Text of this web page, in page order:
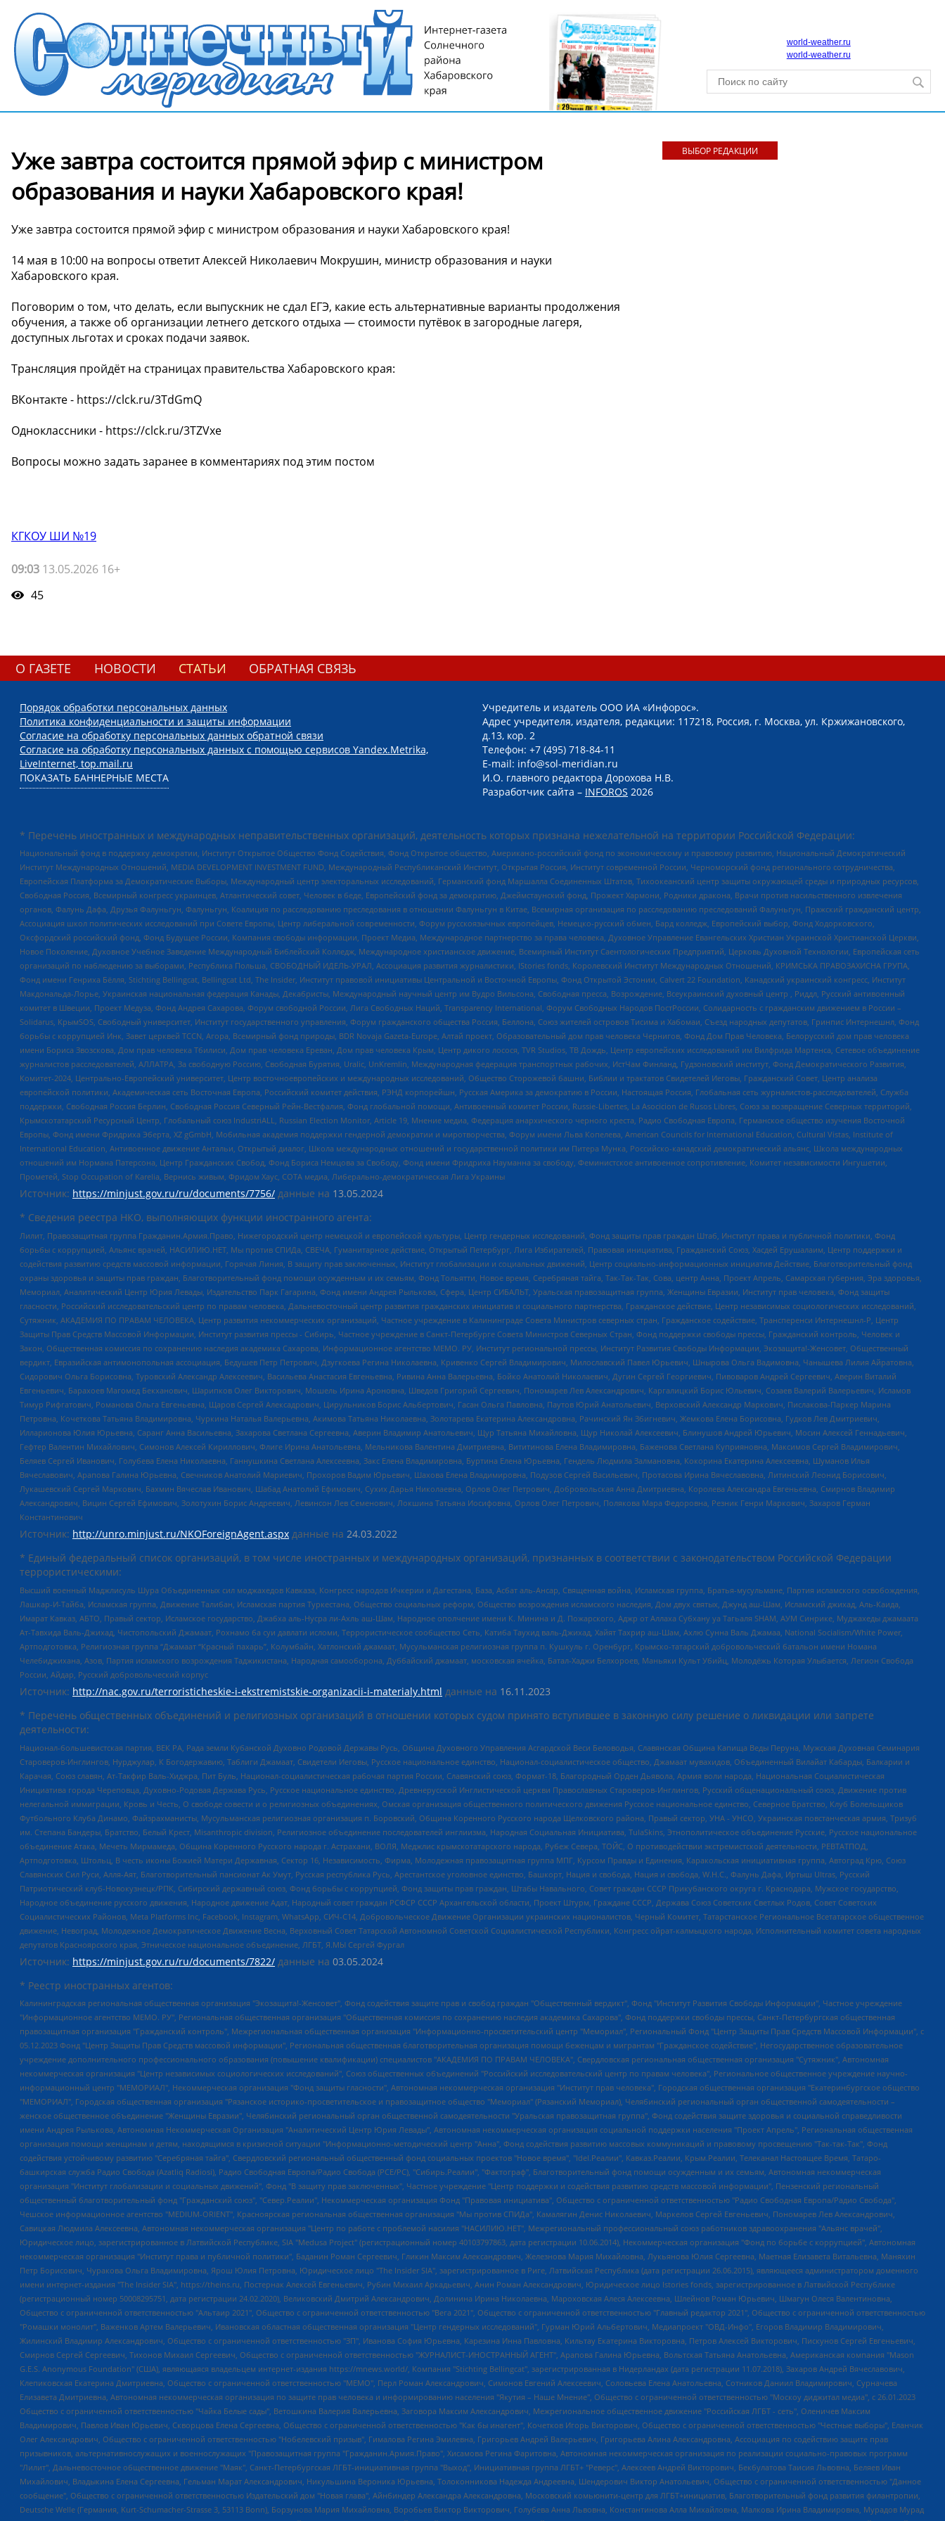
world-weather.ru
world-weather.ru
Уже завтра состоится прямой эфир с министром
образования и науки Хабаровского края!
Уже завтра состоится прямой эфир с министром образования и науки Хабаровского края!
14 мая в 10:00 на вопросы ответит Алексей Николаевич Мокрушин, министр образования и науки
Хабаровского края.
Поговорим о том, что делать, если выпускник не сдал ЕГЭ, какие есть альтернативные варианты продолжения
обучения, а также об организации летнего детского отдыха — стоимости путёвок в загородные лагеря,
доступных льготах и сроках подачи заявок.
Трансляция пройдёт на страницах правительства Хабаровского края:
ВКонтакте - https://clck.ru/3TdGmQ
Одноклассники - https://clck.ru/3TZVxe
Вопросы можно задать заранее в комментариях под этим постом
КГКОУ ШИ №19
09:03 13.05.2026 16+
45
ВЫБОР РЕДАКЦИИ
О ГАЗЕТЕ НОВОСТИ СТАТЬИ ОБРАТНАЯ СВЯЗЬ
Порядок обработки персональных данных
Политика конфиденциальности и защиты информации
Согласие на обработку персональных данных обратной связи
Согласие на обработку персональных данных с помощью сервисов Yandex.Metrika,
LiveInternet, top.mail.ru
ПОКАЗАТЬ БАННЕРНЫЕ МЕСТА
Учредитель и издатель ООО ИА «Инфорос».
Адрес учредителя, издателя, редакции: 117218, Россия, г. Москва, ул. Кржижановского,
д.13, кор. 2
Телефон: +7 (495) 718-84-11
E-mail: info@sol-meridian.ru
И.О. главного редактора Дорохова Н.В.
Разработчик сайта – INFOROS 2026
* Перечень иностранных и международных неправительственных организаций, деятельность которых признана нежелательной на территории Российской Федерации:
Национальный фонд в поддержку демократии, Институт Открытое Общество Фонд Содействия, Фонд Открытое общество, Американо-российский фонд по экономическому и правовому развитию, Национальный Демократический
Институт Международных Отношений, MEDIA DEVELOPMENT INVESTMENT FUND, Международный Республиканский Институт, Открытая Россия, Институт современной России, Черноморский фонд регионального сотрудничества,
Европейская Платформа за Демократические Выборы, Международный центр электоральных исследований, Германский фонд Маршалла Соединенных Штатов, Тихоокеанский центр защиты окружающей среды и природных ресурсов,
Свободная Россия, Всемирный конгресс украинцев, Атлантический совет, Человек в беде, Европейский фонд за демократию, Джеймстаунский фонд, Прожект Хармони, Родники дракона, Врачи против насильственного извлечения
органов, Фалунь Дафа, Друзья Фалуньгун, Фалуньгун, Коалиция по расследованию преследования в отношении Фалуньгун в Китае, Всемирная организация по расследованию преследований Фалуньгун, Пражский гражданский центр,
Ассоциация школ политических исследований при Совете Европы, Центр либеральной современности, Форум русскоязычных европейцев, Немецко-русский обмен, Бард колледж, Европейский выбор, Фонд Ходорковского,
Оксфордский российский фонд, Фонд Будущее России, Компания свободы информации, Проект Медиа, Международное партнерство за права человека, Духовное Управление Евангельских Христиан Украинской Христианской Церкви,
Новое Поколение, Духовное Учебное Заведение Международный Библейский Колледж, Международное христианское движение, Всемирный Институт Саентологических Предприятий, Церковь Духовной Технологии, Европейская сеть
организаций по наблюдению за выборами, Республика Польша, СВОБОДНЫЙ ИДЕЛЬ-УРАЛ, Ассоциация развития журналистики, IStories fonds, Королевский Институт Международных Отношений, КРИМСЬКА ПРАВОЗАХИСНА ГРУПА,
Фонд имени Генриха Бёлля, Stichting Bellingcat, Bellingcat Ltd, The Insider, Институт правовой инициативы Центральной и Восточной Европы, Фонд Открытой Эстонии, Calvert 22 Foundation, Канадский украинский конгресс, Институт
Макдональда-Лорье, Украинская национальная федерация Канады, Декабристы, Международный научный центр им Вудро Вильсона, Свободная пресса, Возрождение, Всеукраинский духовный центр , Риддл, Русский антивоенный
комитет в Швеции, Проект Медуза, Фонд Андрея Сахарова, Форум свободной России, Лига Свободных Наций, Transparеncy International, Форум Свободных Народов ПостРоссии, Солидарность с гражданским движением в России –
Solidarus, КрымSOS, Свободный университет, Институт государственного управления, Форум гражданского общества Россия, Беллона, Союз жителей островов Тисима и Хабомаи, Съезд народных депутатов, Гринпис Интернешнл, Фонд
борьбы с коррупцией Инк, Завет церквей TCCN, Агора, Всемирный фонд природы, BDR Novaja Gazeta-Europe, Алтай проект, Образовательный дом прав человека Чернигов, Фонд Дом Прав Человека, Белорусский дом прав человека
имени Бориса Звозскова, Дом прав человека Тбилиси, Дом прав человека Ереван, Дом прав человека Крым, Центр дикого лосося, TVR Studios, ТВ Дождь, Центр европейских исследований им Вилфрида Мартенса, Сетевое объединение
журналистов расследователей, АЛЛАТРА, За свободную Россию, Свободная Бурятия, Uralic, UnKremlin, Международная федерация транспортных рабочих, ИстЧам Финланд, Гудзоновский институт, Фонд Демократического Развития,
Комитет-2024, Центрально-Европейский университет, Центр восточноевропейских и международных исследований, Общество Сторожевой башни, Библии и трактатов Свидетелей Иеговы, Гражданский Совет, Центр анализа
европейской политики, Академическая сеть Восточная Европа, Российский комитет действия, РЭНД корпорейшн, Русская Америка за демократию в России, Настоящая Россия, Глобальная сеть журналистов-расследователей, Служба
поддержки, Свободная Россия Берлин, Свободная Россия Северный Рейн-Вестфалия, Фонд глобальной помощи, Антивоенный комитет России, Russie-Libertes, La Asocicion de Rusos Libres, Союз за возвращение Северных территорий,
Крымскотатарский Ресурсный Центр, Глобальный союз IndustriALL, Russian Election Monitor, Article 19, Мнение медиа, Федерация анархического черного креста, Радио Свободная Европа, Германское общество изучения Восточной
Европы, Фонд имени Фридриха Эберта, XZ gGmbH, Мобильная академия поддержки гендерной демократии и миротворчества, Форум имени Льва Копелева, American Councils for International Education, Cultural Vistas, Institute of
International Education, Антивоенное движение Антальи, Открытый диалог, Школа международных отношений и государственной политики им Питера Мунка, Российско-канадский демократический альянс, Школа международных
отношений им Нормана Патерсона, Центр Гражданских Свобод, Фонд Бориса Немцова за Свободу, Фонд имени Фридриха Науманна за свободу, Феминистское антивоенное сопротивление, Комитет независимости Ингушетии,
Прометей, Stop Occupation of Karelia, Вернись живым, Фридом Хаус, СОТА медиа, Либерально-демократическая Лига Украины
Источник: https://minjust.gov.ru/ru/documents/7756/ данные на 13.05.2024
* Сведения реестра НКО, выполняющих функции иностранного агента:
Лилит, Правозащитная группа Гражданин.Армия.Право, Нижегородский центр немецкой и европейской культуры, Центр гендерных исследований, Фонд защиты прав граждан Штаб, Институт права и публичной политики, Фонд
борьбы с коррупцией, Альянс врачей, НАСИЛИЮ.НЕТ, Мы против СПИДа, СВЕЧА, Гуманитарное действие, Открытый Петербург, Лига Избирателей, Правовая инициатива, Гражданский Союз, Хасдей Ерушалаим, Центр поддержки и
содействия развитию средств массовой информации, Горячая Линия, В защиту прав заключенных, Институт глобализации и социальных движений, Центр социально-информационных инициатив Действие, Благотворительный фонд
охраны здоровья и защиты прав граждан, Благотворительный фонд помощи осужденным и их семьям, Фонд Тольятти, Новое время, Серебряная тайга, Так-Так-Так, Сова, центр Анна, Проект Апрель, Самарская губерния, Эра здоровья,
Мемориал, Аналитический Центр Юрия Левады, Издательство Парк Гагарина, Фонд имени Андрея Рылькова, Сфера, Центр СИБАЛЬТ, Уральская правозащитная группа, Женщины Евразии, Институт прав человека, Фонд защиты
гласности, Российский исследовательский центр по правам человека, Дальневосточный центр развития гражданских инициатив и социального партнерства, Гражданское действие, Центр независимых социологических исследований,
Сутяжник, АКАДЕМИЯ ПО ПРАВАМ ЧЕЛОВЕКА, Центр развития некоммерческих организаций, Частное учреждение в Калининграде Совета Министров северных стран, Гражданское содействие, Трансперенси Интернешнл-Р, Центр
Защиты Прав Средств Массовой Информации, Институт развития прессы - Сибирь, Частное учреждение в Санкт-Петербурге Совета Министров Северных Стран, Фонд поддержки свободы прессы, Гражданский контроль, Человек и
Закон, Общественная комиссия по сохранению наследия академика Сахарова, Информационное агентство МЕМО. РУ, Институт региональной прессы, Институт Развития Свободы Информации, Экозащита!-Женсовет, Общественный
вердикт, Евразийская антимонопольная ассоциация, Бедушев Петр Петрович, Дзугкоева Регина Николаевна, Кривенко Сергей Владимирович, Милославский Павел Юрьевич, Шнырова Ольга Вадимовна, Чанышева Лилия Айратовна,
Сидорович Ольга Борисовна, Туровский Александр Алексеевич, Васильева Анастасия Евгеньевна, Ривина Анна Валерьевна, Бойко Анатолий Николаевич, Дугин Сергей Георгиевич, Пивоваров Андрей Сергеевич, Аверин Виталий
Евгеньевич, Барахоев Магомед Бекханович, Шарипков Олег Викторович, Мошель Ирина Ароновна, Шведов Григорий Сергеевич, Пономарев Лев Александрович, Каргалицкий Борис Юльевич, Созаев Валерий Валерьевич, Исламов
Тимур Рифгатович, Романова Ольга Евгеньевна, Щаров Сергей Алексадрович, Цирульников Борис Альбертович, Гасан Ольга Павловна, Паутов Юрий Анатольевич, Верховский Александр Маркович, Пислакова-Паркер Марина
Петровна, Кочеткова Татьяна Владимировна, Чуркина Наталья Валерьевна, Акимова Татьяна Николаевна, Золотарева Екатерина Александровна, Рачинский Ян Збигневич, Жемкова Елена Борисовна, Гудков Лев Дмитриевич,
Илларионова Юлия Юрьевна, Саранг Анна Васильевна, Захарова Светлана Сергеевна, Аверин Владимир Анатольевич, Щур Татьяна Михайловна, Щур Николай Алексеевич, Блинушов Андрей Юрьевич, Мосин Алексей Геннадьевич,
Гефтер Валентин Михайлович, Симонов Алексей Кириллович, Флиге Ирина Анатольевна, Мельникова Валентина Дмитриевна, Вититинова Елена Владимировна, Баженова Светлана Куприяновна, Максимов Сергей Владимирович,
Беляев Сергей Иванович, Голубева Елена Николаевна, Ганнушкина Светлана Алексеевна, Закс Елена Владимировна, Буртина Елена Юрьевна, Гендель Людмила Залмановна, Кокорина Екатерина Алексеевна, Шуманов Илья
Вячеславович, Арапова Галина Юрьевна, Свечников Анатолий Мариевич, Прохоров Вадим Юрьевич, Шахова Елена Владимировна, Подузов Сергей Васильевич, Протасова Ирина Вячеславовна, Литинский Леонид Борисович,
Лукашевский Сергей Маркович, Бахмин Вячеслав Иванович, Шабад Анатолий Ефимович, Сухих Дарья Николаевна, Орлов Олег Петрович, Добровольская Анна Дмитриевна, Королева Александра Евгеньевна, Смирнов Владимир
Александрович, Вицин Сергей Ефимович, Золотухин Борис Андреевич, Левинсон Лев Семенович, Локшина Татьяна Иосифовна, Орлов Олег Петрович, Полякова Мара Федоровна, Резник Генри Маркович, Захаров Герман
Константинович
Источник: http://unro.minjust.ru/NKOForeignAgent.aspx данные на 24.03.2022
* Единый федеральный список организаций, в том числе иностранных и международных организаций, признанных в соответствии с законодательством Российской Федерации
террористическими:
Высший военный Маджлисуль Шура Объединенных сил моджахедов Кавказа, Конгресс народов Ичкерии и Дагестана, База, Асбат аль-Ансар, Священная война, Исламская группа, Братья-мусульмане, Партия исламского освобождения,
Лашкар-И-Тайба, Исламская группа, Движение Талибан, Исламская партия Туркестана, Общество социальных реформ, Общество возрождения исламского наследия, Дом двух святых, Джунд аш-Шам, Исламский джихад, Аль-Каида,
Имарат Кавказ, АБТО, Правый сектор, Исламское государство, Джабха аль-Нусра ли-Ахль аш-Шам, Народное ополчение имени К. Минина и Д. Пожарского, Аджр от Аллаха Субхану уа Тагьаля SHAM, АУМ Синрике, Муджахеды джамаата
Ат-Тавхида Валь-Джихад, Чистопольский Джамаат, Рохнамо ба суи давлати исломи, Террористическое сообщество Сеть, Катиба Таухид валь-Джихад, Хайят Тахрир аш-Шам, Ахлю Сунна Валь Джамаа, National Socialism/White Power,
Артподготовка, Религиозная группа “Джамаат “Красный пахарь”, Колумбайн, Хатлонский джамаат, Мусульманская религиозная группа п. Кушкуль г. Оренбург, Крымско-татарский добровольческий батальон имени Номана
Челебиджихана, Азов, Партия исламского возрождения Таджикистана, Народная самооборона, Дуббайский джамаат, московская ячейка, Батал-Хаджи Белхороев, Маньяки Культ Убийц, Молодёжь Которая Улыбается, Легион Свобода
России, Айдар, Русский добровольческий корпус
Источник: http://nac.gov.ru/terroristicheskie-i-ekstremistskie-organizacii-i-materialy.html данные на 16.11.2023
* Перечень общественных объединений и религиозных организаций в отношении которых судом принято вступившее в законную силу решение о ликвидации или запрете
деятельности:
Национал-большевистская партия, ВЕК РА, Рада земли Кубанской Духовно Родовой Державы Русь, Община Духовного Управления Асгардской Веси Беловодья, Славянская Община Капища Веды Перуна, Мужская Духовная Семинария
Староверов-Инглингов, Нурджулар, К Богодержавию, Таблиги Джамаат, Свидетели Иеговы, Русское национальное единство, Национал-социалистическое общество, Джамаат мувахидов, Объединенный Вилайат Кабарды, Балкарии и
Карачая, Союз славян, Ат-Такфир Валь-Хиджра, Пит Буль, Национал-социалистическая рабочая партия России, Славянский союз, Формат-18, Благородный Орден Дьявола, Армия воли народа, Национальная Социалистическая
Инициатива города Череповца, Духовно-Родовая Держава Русь, Русское национальное единство, Древнерусской Инглистической церкви Православных Староверов-Инглингов, Русский общенациональный союз, Движение против
нелегальной иммиграции, Кровь и Честь, О свободе совести и о религиозных объединениях, Омская организация общественного политического движения Русское национальное единство, Северное Братство, Клуб Болельщиков
Футбольного Клуба Динамо, Файзрахманисты, Мусульманская религиозная организация п. Боровский, Община Коренного Русского народа Щелковского района, Правый сектор, УНА - УНСО, Украинская повстанческая армия, Тризуб
им. Степана Бандеры, Братство, Белый Крест, Misanthropic division, Религиозное объединение последователей инглиизма, Народная Социальная Инициатива, TulaSkins, Этнополитическое объединение Русские, Русское национальное
объединение Атака, Мечеть Мирмамеда, Община Коренного Русского народа г. Астрахани, ВОЛЯ, Меджлис крымскотатарского народа, Рубеж Севера, ТОЙС, О противодействии экстремистской деятельности, РЕВТАТПОД,
Артподготовка, Штольц, В честь иконы Божией Матери Державная, Сектор 16, Независимость, Фирма, Молодежная правозащитная группа МПГ, Курсом Правды и Единения, Каракольская инициативная группа, Автоград Крю, Союз
Славянских Сил Руси, Алля-Аят, Благотворительный пансионат Ак Умут, Русская республика Русь, Арестантское уголовное единство, Башкорт, Нация и свобода, Нация и свобода, W.H.С., Фалунь Дафа, Иртыш Ultras, Русский
Патриотический клуб-Новокузнецк/РПК, Сибирский державный союз, Фонд борьбы с коррупцией, Фонд защиты прав граждан, Штабы Навального, Совет граждан СССР Прикубанского округа г. Краснодара, Мужское государство,
Народное объединение русского движения, Народное движение Адат, Народный совет граждан РСФСР СССР Архангельской области, Проект Штурм, Граждане СССР, Держава Союз Советских Светлых Родов, Совет Советских
Социалистических Районов, Meta Platforms Inc, Facebook, Instagram, WhatsApp, СИЧ-С14, Добровольческое Движение Организации украинских националистов, Черный Комитет, Татарстанское Региональное Всетатарское общественное
движение, Невоград, Молодежное Демократическое Движение Весна, Верховный Совет Татарской Автономной Советской Социалистической Республики, Конгресс ойрат-калмыцкого народа, Исполнительный комитет совета народных
депутатов Красноярского края, Этническое национальное объединение, ЛГБТ, Я.МЫ Сергей Фургал
Источник: https://minjust.gov.ru/ru/documents/7822/ данные на 03.05.2024
* Реестр иностранных агентов:
Калининградская региональная общественная организация "Экозащита!-Женсовет", Фонд содействия защите прав и свобод граждан "Общественный вердикт", Фонд "Институт Развития Свободы Информации", Частное учреждение "Информационное агентство МЕМО. РУ", Региональная общественная организация "Общественная комиссия по сохранению наследия академика Сахарова", Фонд поддержки свободы прессы, Санкт-Петербургская общественная правозащитная организация "Гражданский контроль", Межрегиональная общественная организация "Информационно-просветительский центр "Мемориал", Региональный Фонд "Центр Защиты Прав Средств Массовой Информации", с 05.12.2023 Фонд "Центр Защиты Прав Средств массовой информации", Региональная общественная благотворительная организация помощи беженцам и мигрантам "Гражданское содействие", Негосударственное образовательное учреждение дополнительного профессионального образования (повышение квалификации) специалистов "АКАДЕМИЯ ПО ПРАВАМ ЧЕЛОВЕКА", Свердловская региональная общественная организация "Сутяжник", Автономная некоммерческая организация "Центр независимых социологических исследований", Союз общественных объединений "Российский исследовательский центр по правам человека", Региональное общественное учреждение научно-информационный центр "МЕМОРИАЛ", Некоммерческая организация "Фонд защиты гласности", Автономная некоммерческая организация "Институт прав человека", Городская общественная организация "Екатеринбургское общество "МЕМОРИАЛ", Городская общественная организация "Рязанское историко-просветительское и правозащитное общество "Мемориал" (Рязанский Мемориал), Челябинский региональный орган общественной самодеятельности – женское общественное объединение "Женщины Евразии", Челябинский региональный орган общественной самодеятельности "Уральская правозащитная группа", Фонд содействия защите здоровья и социальной справедливости имени Андрея Рылькова, Автономная Некоммерческая Организация "Аналитический Центр Юрия Левады", Автономная некоммерческая организация социальной поддержки населения "Проект Апрель", Региональная общественная организация помощи женщинам и детям, находящимся в кризисной ситуации "Информационно-методический центр "Анна", Фонд содействия развитию массовых коммуникаций и правовому просвещению "Так-так-Так", Фонд содействия устойчивому развитию "Серебряная тайга", Свердловский региональный общественный фонд социальных проектов "Новое время", "Idel.Реалии", Кавказ.Реалии, Крым.Реалии, Телеканал Настоящее Время, Татаро-башкирская служба Радио Свобода (Azatliq Radiosi), Радио Свободная Европа/Радио Свобода (PCE/PC), "Сибирь.Реалии", "Фактограф", Благотворительный фонд помощи осужденным и их семьям, Автономная некоммерческая организация "Институт глобализации и социальных движений", Фонд "В защиту прав заключенных", Частное учреждение "Центр поддержки и содействия развитию средств массовой информации", Пензенский региональный общественный благотворительный фонд "Гражданский союз", "Север.Реалии", Некоммерческая организация Фонд "Правовая инициатива", Общество с ограниченной ответственностью "Радио Свободная Европа/Радио Свобода", Чешское информационное агентство "MEDIUM-ORIENT", Красноярская региональная общественная организация "Мы против СПИДа", Камалягин Денис Николаевич, Маркелов Сергей Евгеньевич, Пономарев Лев Александрович, Савицкая Людмила Алексеевна, Автономная некоммерческая организация "Центр по работе с проблемой насилия "НАСИЛИЮ.НЕТ", Межрегиональный профессиональный союз работников здравоохранения "Альянс врачей", Юридическое лицо, зарегистрированное в Латвийской Республике, SIA "Medusa Project" (регистрационный номер 40103797863, дата регистрации 10.06.2014), Некоммерческая организация "Фонд по борьбе с коррупцией", Автономная некоммерческая организация "Институт права и публичной политики", Баданин Роман Сергеевич, Гликин Максим Александрович, Железнова Мария Михайловна, Лукьянова Юлия Сергеевна, Маетная Елизавета Витальевна, Маняхин Петр Борисович, Чуракова Ольга Владимировна, Ярош Юлия Петровна, Юридическое лицо "The Insider SIA", зарегистрированное в Риге, Латвийская Республика (дата регистрации 26.06.2015), являющееся администратором доменного имени интернет-издания "The Insider SIA", https://theins.ru, Постернак Алексей Евгеньевич, Рубин Михаил Аркадьевич, Анин Роман Александрович, Юридическое лицо Istories fonds, зарегистрированное в Латвийской Республике (регистрационный номер 50008295751, дата регистрации 24.02.2020), Великовский Дмитрий Александрович, Долинина Ирина Николаевна, Мароховская Алеся Алексеевна, Шлейнов Роман Юрьевич, Шмагун Олеся Валентиновна, Общество с ограниченной ответственностью "Альтаир 2021", Общество с ограниченной ответственностью "Вега 2021", Общество с ограниченной ответственностью "Главный редактор 2021", Общество с ограниченной ответственностью "Ромашки монолит", Важенков Артем Валерьевич, Ивановская областная общественная организация "Центр гендерных исследований", Гурман Юрий Альбертович, Медиапроект "ОВД-Инфо", Егоров Владимир Владимирович, Жилинский Владимир Александрович, Общество с ограниченной ответственностью "ЗП", Иванова София Юрьевна, Карезина Инна Павловна, Кильтау Екатерина Викторовна, Петров Алексей Викторович, Пискунов Сергей Евгеньевич, Смирнов Сергей Сергеевич, Тихонов Михаил Сергеевич, Общество с ограниченной ответственностью "ЖУРНАЛИСТ-ИНОСТРАННЫЙ АГЕНТ", Арапова Галина Юрьевна, Вольтская Татьяна Анатольевна, Американская компания "Mason G.E.S. Anonymous Foundation" (США), являющаяся владельцем интернет-издания https://mnews.world/, Компания "Stichting Bellingcat", зарегистрированная в Нидерландах (дата регистрации 11.07.2018), Захаров Андрей Вячеславович, Клепиковская Екатерина Дмитриевна, Общество с ограниченной ответственностью "МЕМО", Перл Роман Александрович, Симонов Евгений Алексеевич, Соловьева Елена Анатольевна, Сотников Даниил Владимирович, Сурначева Елизавета Дмитриевна, Автономная некоммерческая организация по защите прав человека и информированию населения "Якутия – Наше Мнение", Общество с ограниченной ответственностью "Москоу диджитал медиа", с 26.01.2023 Общество с ограниченной ответственностью "Чайка Белые сады", Ветошкина Валерия Валерьевна, Заговора Максим Александрович, Межрегиональное общественное движение "Российская ЛГБТ - сеть", Оленичев Максим Владимирович, Павлов Иван Юрьевич, Скворцова Елена Сергеевна, Общество с ограниченной ответственностью "Как бы инагент", Кочетков Игорь Викторович, Общество с ограниченной ответственностью "Честные выборы", Еланчик Олег Александрович, Общество с ограниченной ответственностью "Нобелевский призыв", Гималова Регина Эмилевна, Григорьев Андрей Валерьевич, Григорьева Алина Александровна, Ассоциация по содействию защите прав призывников, альтернативнослужащих и военнослужащих "Правозащитная группа "Гражданин.Армия.Право", Хисамова Регина Фаритовна, Автономная некоммерческая организация по реализации социально-правовых программ "Лилит", Дальневосточное общественное движение "Маяк", Санкт-Петербургская ЛГБТ-инициативная группа "Выход", Инициативная группа ЛГБТ+ "Реверс", Алексеев Андрей Викторович, Бекбулатова Таисия Львовна, Беляев Иван Михайлович, Владыкина Елена Сергеевна, Гельман Марат Александрович, Никульшина Вероника Юрьевна, Толоконникова Надежда Андреевна, Шендерович Виктор Анатольевич, Общество с ограниченной ответственностью "Данное сообщение", Общество с ограниченной ответственностью Издательский дом "Новая глава", Айнбиндер Александра Александровна, Московский комьюнити-центр для ЛГБТ+инициатив, Благотворительный фонд развития филантропии, Deutsche Welle (Германия, Kurt-Schumacher-Strasse 3, 53113 Bonn), Борзунова Мария Михайловна, Воробьев Виктор Викторович, Голубева Анна Львовна, Константинова Алла Михайловна, Малкова Ирина Владимировна, Мурадов Мурад Абдулгалимович, Осетинская Елизавета Николаевна, Понасенков Евгений Николаевич, Ганапольский Матвей Юрьевич, Киселев Евгений Алексеевич, Борухович Ирина Григорьевна, Дремин Иван Тимофеевич, Дубровский Дмитрий Викторович, Красноярская региональная общественная организация поддержки и развития альтернативных образовательных технологий и межкультурных коммуникаций "ИНТЕРРА", Маяковская Екатерина Алексеевна, Фейгин Марк Захарович, Филимонов Андрей Викторович, Дзугкоева Регина Николаевна, Доброхотов Роман Александрович, Дудь Юрий Александрович, Елкин Сергей Владимирович, Кругликов Кирилл Игоревич, Сабунаева Мария Леонидовна, Семенов Алексей Владимирович, Шаинян Карен Багратович, Шульман Екатерина Михайловна, Асафьев Артур Валерьевич, Вахштайн Виктор Семенович, Венедиктов Алексей Алексеевич, Лушникова Екатерина Евгеньевна, Волков Леонид Михайлович, Невзоров Александр Глебович, Пархоменко Сергей Борисович, Сироткин Ярослав Николаевич, Кара-Мурза Владимир Владимирович, Баранова Наталья Владимировна, Гозман Леонид Яковлевич, Кагарлицкий Борис Юльевич, Климарев Михаил Валерьевич, Милов Владимир Станиславович, Автономная некоммерческая организация Краснодарский центр современного искусства "Типография", Моргенштерн Алишер Тагирович, Соболь Любовь Эдуардовна, Общество с ограниченной ответственностью "ЛИЗА НОРМ", Каспаров Гарри Кимович, Ходорковский Михаил Борисович, Общество с ограниченной ответственностью "Апрельские тезисы", Данилович Ирина Брониславовна, Кашин Олег Владимирович, Петров Николай Владимирович, Пивоваров Алексей Владимирович, Соколов Михаил Владимирович, Цветкова Юлия Владимировна, Чичваркин Евгений Александрович, Комитет против пыток/Команда против пыток, Общество с ограниченной ответственностью "Первый научный", Общество с ограниченной ответственностью "Вертолет и ко", Белоцерковская Вероника Борисовна, Кац Максим Евгеньевич, Лазарева Татьяна Юрьевна, Шаведдинов Руслан Табризович, Яшин Илья Валерьевич, Общество с ограниченной ответственностью "Иноагент ААВ", Алешковский Дмитрий Петрович, Альбац Евгения Марковна, Быков Дмитрий Львович, Галямина Юлия Евгеньевна, Лойко Сергей Леонидович, Мартынов Кирилл Константинович, Медведев Сергей Александрович, Крашенинников Федор Геннадиевич, Гордеева Катерина Вл